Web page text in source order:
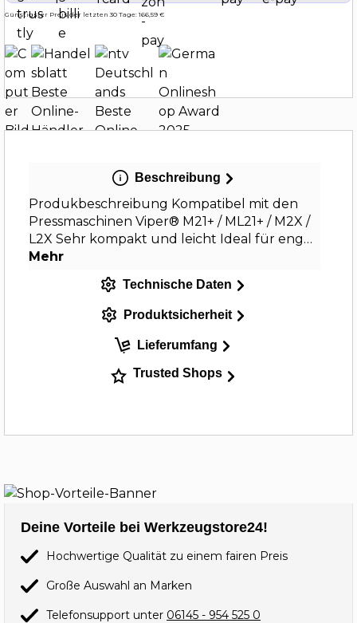
Günstigster Preis der letzten 30 Tage: 166,59 €
Beschreibung
Produkbeschreibung Kompatibel mit den
Pressmaschinen Viper® M21+ / ML21+ / M2X /
L2X Sehr kompakt und leicht Ideal für eng…
Mehr
Technische Daten
Produktsicherheit
Lieferumfang
Trusted Shops
Deine Vorteile bei Werkzeugstore24!
Hochwertige Qualität zu einem fairen Preis
Große Auswahl an Marken
Telefonsupport unter 06145 - 954 525 0